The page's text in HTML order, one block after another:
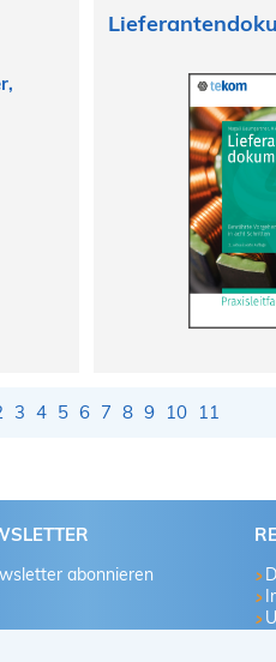
3 4 5 6 7 8 9 10 11
abonnieren